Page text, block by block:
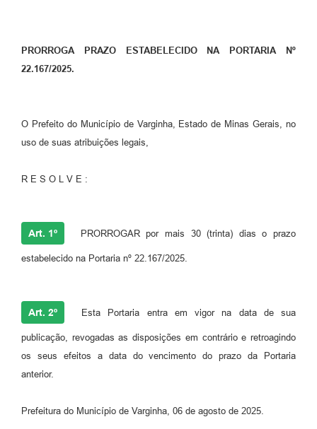
PRORROGA PRAZO ESTABELECIDO NA PORTARIA Nº
22.167/2025.
O Prefeito do Município de Varginha, Estado de Minas Gerais, no
uso de suas atribuições legais,
R E S O L V E :
Art. 1º PRORROGAR por mais 30 (trinta) dias o prazo
estabelecido na Portaria nº 22.167/2025.
Art. 2º Esta Portaria entra em vigor na data de sua
publicação, revogadas as disposições em contrário e retroagindo
os seus efeitos a data do vencimento do prazo da Portaria
anterior.
Prefeitura do Município de Varginha, 06 de agosto de 2025.